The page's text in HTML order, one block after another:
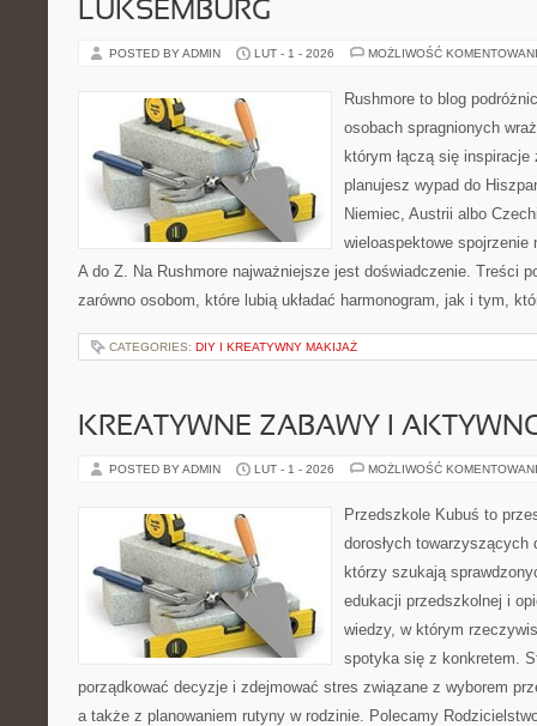
LUKSEMBURG
POSTED BY ADMIN LUT - 1 - 2026 MOŻLIWOŚĆ
Rushmore to blog
osobach spragnionych
którym łączą się
planujesz wypad do
Niemiec, Austrii albo
wieloaspektowe spojrzenie
A do Z. Na Rushmore najważniejsze jest doświadczenie. Treści
zarówno osobom, które lubią układać harmonogram, jak i tym,
CATEGORIES: DIY I KREATYWNY MAKIJAŻ
KREATYWNE ZABAWY I
POSTED BY ADMIN LUT - 1 - 2026 MOŻLIWOŚĆ
Przedszkole Kubuś to
dorosłych
którzy szukają
edukacji przedszkolnej i
wiedzy, w którym
spotyka się z konkretem.
porządkować decyzje i zdejmować stres związane z wyborem
a także z planowaniem rutyny w rodzinie. Polecamy